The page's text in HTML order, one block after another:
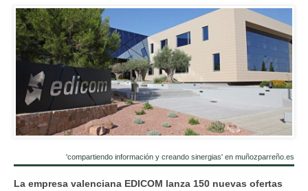
'compartiendo información y creando sinergias' en muñozparreño.es
La empresa valenciana EDICOM lanza 150 nuevas ofertas